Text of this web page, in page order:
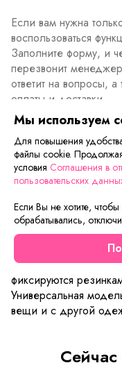
Если вам нужна
воспользоваться
Заполните форму, и
перезвонит
ответит на вопросы,
оплаты и доставки.
Описание товара
Модный фасон
комфорт движений.
сейчас на пике
модных новинок
смотрится стильно
на худи добавят
фиксируются
Универсальная
вещи и с другой
Сейчас
Мы используем
Для повышения
файлы cookie.
условия Соглашения в
пользовательских
Если Вы не хотите,
обрабатывались,